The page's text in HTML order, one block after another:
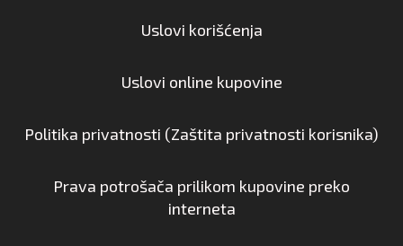
Uslovi korišćenja
Uslovi online kupovine
Politika privatnosti (Zaštita privatnosti korisnika)
Prava potrošača prilikom kupovine preko
interneta